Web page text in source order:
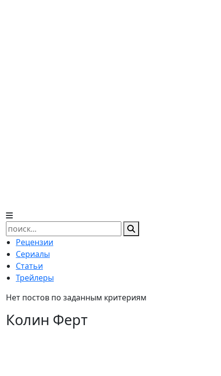
Найти:
Рецензии
Сериалы
Статьи
Трейлеры
Нет постов по заданным критериям
Колин Ферт